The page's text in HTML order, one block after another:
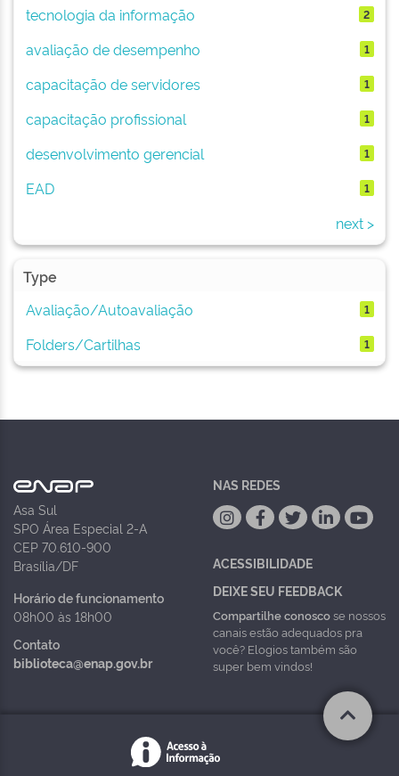
tecnologia da informação 2
avaliação de desempenho 1
capacitação de servidores 1
capacitação profissional 1
desenvolvimento gerencial 1
EAD 1
next >
Type
Avaliação/Autoavaliação
1
Folders/Cartilhas 1
Asa Sul
SPO Área Especial 2-A
CEP 70.610-900
Brasília/DF
Horário de funcionamento
08h00 às 18h00
Contato
biblioteca@enap.gov.br
NAS REDES
ACESSIBILIDADE
DEIXE SEU FEEDBACK
Compartilhe conoscose nossos
canais estão adequados pra
você? Elogios também são
super bem vindos!